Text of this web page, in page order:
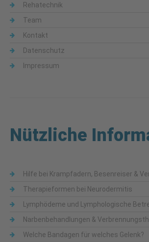
Rehatechnik
Team
Kontakt
Datenschutz
Impressum
Nützliche
Hilfe bei Krampfadern, Besenreiser &
Therapieformen bei Neurodermitis
Lymphödeme und Lymphologische
Narbenbehandlungen &
Welche Bandagen für welches Gelenk?